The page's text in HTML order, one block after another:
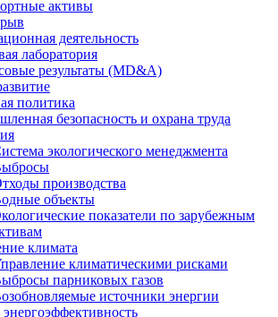
активы
деятельность
лаборатория
результаты (MD&A)
политика
безопасность и охрана труда
экологического менеджмента
производства
объекты
показатели по зарубежным
климата
климатическими рисками
парниковых газов
источники энергии
энергоэффективность